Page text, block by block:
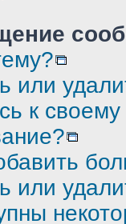
или
к
или